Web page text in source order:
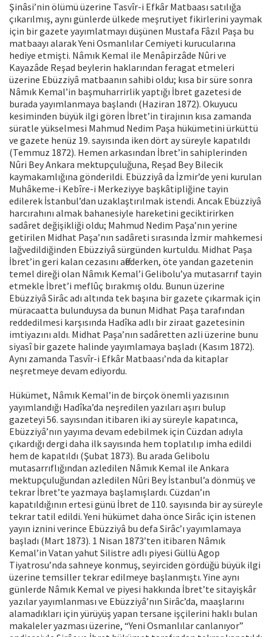
Şinâsi’nin ölümü üzerine Tasvîr-i Efkâr Matbaası satılığa
çıkarılmış, aynı günlerde ülkede meşrutiyet fikirlerini yaymak
için bir gazete yayımlatmayı düşünen Mustafa Fâzıl Paşa bu
matbaayı alarak Yeni Osmanlılar Cemiyeti kurucularına
hediye etmişti. Nâmık Kemal ile Menâpirzâde Nûri ve
Kayazâde Reşad beylerin haklarından feragat etmeleri
üzerine Ebüzziyâ matbaanın sahibi oldu; kısa bir süre sonra
Nâmık Kemal’in başmuharrirlik yaptığı İbret gazetesi de
burada yayımlanmaya başlandı (Haziran 1872). Okuyucu
kesiminden büyük ilgi gören İbret’in tirajının kısa zamanda
süratle yükselmesi Mahmud Nedim Paşa hükümetini ürküttü
ve gazete henüz 19. sayısında iken dört ay süreyle kapatıldı
(Temmuz 1872). Hemen arkasından İbret’in sahiplerinden
Nûri Bey Ankara mektupçuluğuna, Reşad Bey Bilecik
kaymakamlığına gönderildi. Ebüzziyâ da İzmir’de yeni kurulan
Muhâkeme-i Kebîre-i Merkeziyye başkâtipliğine tayin
edilerek İstanbul’dan uzaklaştırılmak istendi. Ancak Ebüzziyâ
harcırahını almak bahanesiyle hareketini geciktirirken
sadâret değişikliği oldu; Mahmud Nedim Paşa’nın yerine
getirilen Midhat Paşa’nın sadâreti sırasında İzmir mahkemesi
lağvedildiğinden Ebüzziyâ sürgünden kurtuldu. Midhat Paşa
İbret’in geri kalan cezasını affederken, öte yandan gazetenin
temel direği olan Nâmık Kemal’i Gelibolu’ya mutasarrıf tayin
etmekle İbret’i meflûç bırakmış oldu. Bunun üzerine
Ebüzziyâ Sirâc adı altında tek başına bir gazete çıkarmak için
müracaatta bulunduysa da bunun Midhat Paşa tarafından
reddedilmesi karşısında Hadîka adlı bir ziraat gazetesinin
imtiyazını aldı. Midhat Paşa’nın sadâretten azli üzerine bunu
siyasî bir gazete halinde yayımlamaya başladı (Kasım 1872).
Aynı zamanda Tasvîr-i Efkâr Matbaası’nda da kitaplar
neşretmeye devam ediyordu.
Hükümet, Nâmık Kemal’in de birçok önemli yazısının
yayımlandığı Hadîka’da neşredilen yazıları aşırı bulup
gazeteyi 56. sayısından itibaren iki ay süreyle kapatınca,
Ebüzziyâ’nın yayıma devam edebilmek için Cüzdan adıyla
çıkardığı dergi daha ilk sayısında hem toplatılıp imha edildi
hem de kapatıldı (Şubat 1873). Bu arada Gelibolu
mutasarrıflığından azledilen Nâmık Kemal ile Ankara
mektupçuluğundan azledilen Nûri Bey İstanbul’a dönmüş ve
tekrar İbret’te yazmaya başlamışlardı. Cüzdan’ın
kapatıldığının ertesi günü İbret de 110. sayısında bir ay süreyle
tekrar tatil edildi. Yeni hükümet daha önce Sirâc için istenen
yayın iznini verince Ebüzziyâ bu defa Sirâc’ı yayımlamaya
başladı (Mart 1873). 1 Nisan 1873’ten itibaren Nâmık
Kemal’in Vatan yahut Silistre adlı piyesi Güllü Agop
Tiyatrosu’nda sahneye konmuş, seyirciden gördüğü büyük ilgi
üzerine temsiller tekrar edilmeye başlanmıştı. Yine aynı
günlerde Nâmık Kemal ve piyesi hakkında İbret’te sitayişkâr
yazılar yayımlanması ve Ebüzziyâ’nın Sirâc’da, maaşlarını
alamadıkları için yürüyüş yapan tersane işçilerini haklı bulan
makaleler yazması üzerine, “Yeni Osmanlılar canlanıyor”